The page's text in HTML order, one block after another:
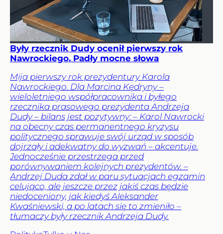
Były rzecznik Dudy ocenił pierwszy rok
Nawrockiego. Padły mocne słowa
Mija pierwszy rok prezydentury Karola
Nawrockiego. Dla Marcina Kędryny –
wieloletniego współpracownika i byłego
rzecznika prasowego prezydenta Andrzeja
Dudy – bilans jest pozytywny: – Karol Nawrocki
na obecny czas permanentnego kryzysu
politycznego sprawuje swój urząd w sposób
dojrzały i adekwatny do wyzwań – akcentuje.
Jednocześnie przestrzega przed
porównywaniem kolejnych prezydentów. –
Andrzej Duda zdał w paru sytuacjach egzamin
celująco, ale jeszcze przez jakiś czas będzie
niedoceniony, jak kiedyś Aleksander
Kwaśniewski, a po latach się to zmieniło –
tłumaczy były rzecznik Andrzeja Dudy.